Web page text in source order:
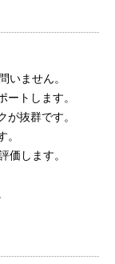
いません。
トします。
抜群です。
価します。